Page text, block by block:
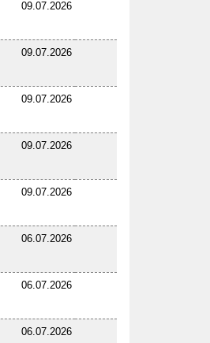
09.07.2026
09.07.2026
09.07.2026
09.07.2026
09.07.2026
06.07.2026
06.07.2026
06.07.2026